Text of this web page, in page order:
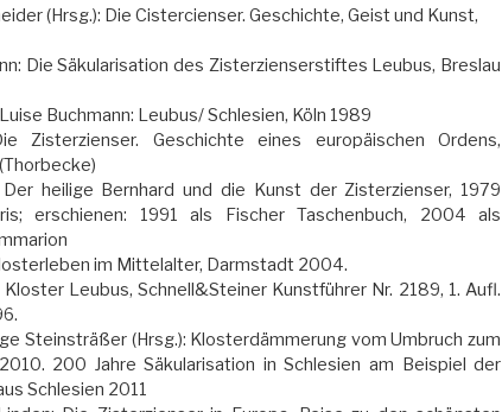
(Hrsg.): Die Cistercienser. Geschichte, Geist und Kunst,
Die Säkularisation des Zisterzienserstiftes Leubus, Breslau
Buchmann: Leubus/ Schlesien, Köln 1989
Zisterzienser. Geschichte eines europäischen Ordens,
heilige Bernhard und die Kunst der Zisterzienser, 1979
erschienen: 1991 als Fischer Taschenbuch, 2004 als
im Mittelalter, Darmstadt 2004.
Leubus, Schnell&Steiner Kunstführer Nr. 2189, 1. Aufl.
Steinsträßer (Hrsg.): Klosterdämmerung vom Umbruch zum
200 Jahre Säkularisation in Schlesien am Beispiel der
Schlesien 2011